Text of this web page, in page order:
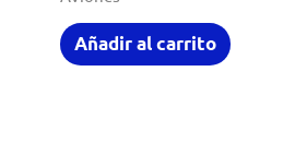
Añadir al carrito